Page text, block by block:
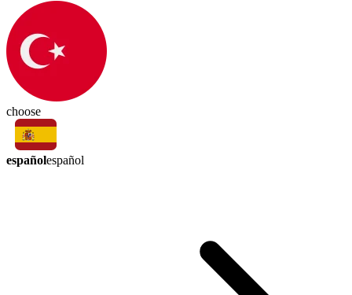
choose
españolespañol